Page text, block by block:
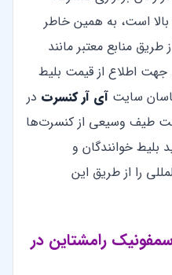
است، به همین خاطر
منابع معتبر مانند
جهت اطلاع از قیمت بلیط
سایت آی آر کنسرت در
طیف وسیعی از کنسرت‌ها
خوانندگان و
را از طریق این
رامشتاین در